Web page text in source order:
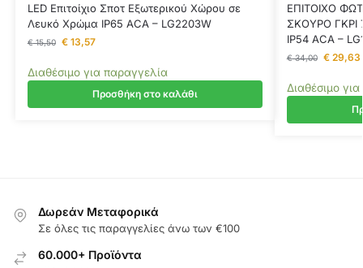
LED Επιτοίχιο Σποτ Εξωτερικού Χώρου σε
Λευκό Χρώμα IP65 ACA – LG2203W
€15,50 €13,57
Διαθέσιμο για παραγγελία
Προσθήκη στο καλάθι
ΕΠΙΤΟΙΧΟ
ΣΚΟΥΡΟ ΓΚΡΙ
IP54 ACA –
€34,00 €29,63
Διαθέσιμο
Δωρεάν Μεταφορικά
Σε όλες τις παραγγελίες άνω των €100
60.000+ Προϊόντα